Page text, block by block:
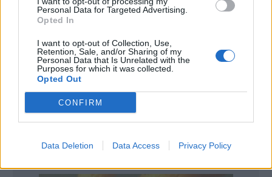
Personal Data for Targeted Advertising.
Opted In
I want to opt-out of Collection, Use,
Retention, Sale, and/or Sharing of my
Personal Data that Is Unrelated with the
Purposes for which it was collected.
Opted Out
CONFIRM
Data Deletion Data Access Privacy Policy
nio på kvällen som en följd av restriktionerna.
– Det handlar bland annat om att serveringesställen
ska ha fortsatt stängt för mat och dryck efter klockan
halv nio på kvällen, sa Johan Carlsson på
pressträffen.
Anledningen till att restriktionerna förlängs är att
läget fortfarande är så svårt hos sjukvården i många
regioner.